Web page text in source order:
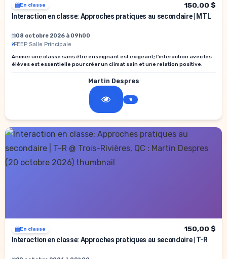
En classe
150,00 $
Interaction en classe: Approches pratiques au secondaire | MTL
08 octobre 2026 à 09h00
FEEP Salle Principale
Animer une classe sans être enseignant est exigeant; l’interaction avec les
élèves est essentielle pour créer un climat sain et une relation positive.
Martin Despres
En classe
150,00 $
Interaction en classe: Approches pratiques au secondaire | T-R